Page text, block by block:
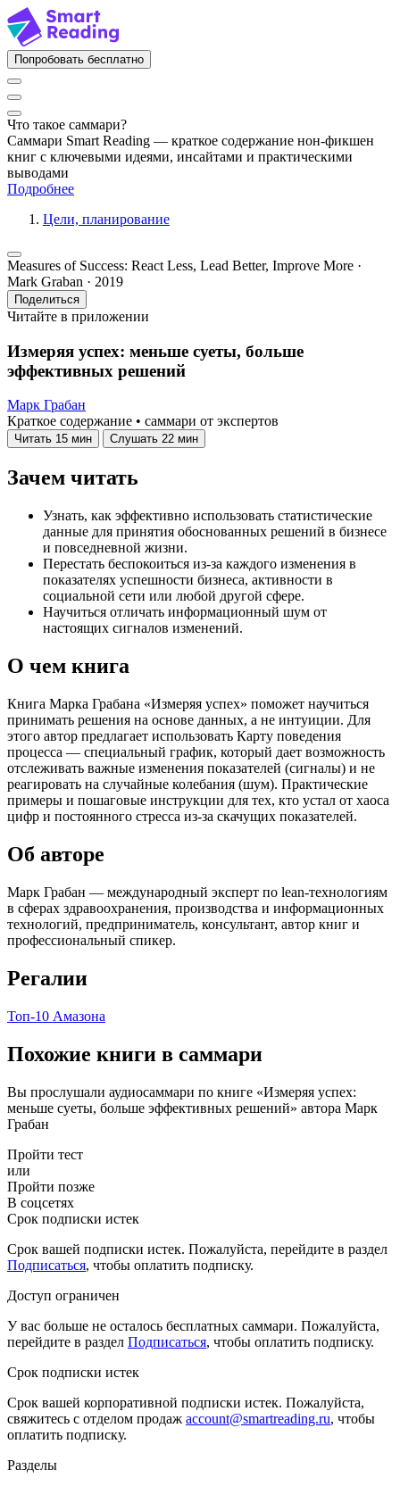
Попробовать бесплатно
Что такое саммари?
Саммари Smart Reading — краткое содержание нон-фикшен
книг с ключевыми идеями, инсайтами и практическими
выводами
Подробнее
Цели, планирование
Measures of Success: React Less, Lead Better, Improve More ·
Mark Graban · 2019
Поделиться
Читайте в приложении
Измеряя успех: меньше суеты, больше
эффективных решений
Марк Грабан
Краткое содержание • саммари от экспертов
Читать 15 мин Слушать 22 мин
Зачем читать
Узнать, как эффективно использовать статистические
данные для принятия обоснованных решений в бизнесе
и повседневной жизни.
Перестать беспокоиться из-за каждого изменения в
показателях успешности бизнеса, активности в
социальной сети или любой другой сфере.
Научиться отличать информационный шум от
настоящих сигналов изменений.
О чем книга
Книга Марка Грабана «Измеряя успех» поможет научиться
принимать решения на основе данных, а не интуиции. Для
этого автор предлагает использовать Карту поведения
процесса — специальный график, который дает возможность
отслеживать важные изменения показателей (сигналы) и не
реагировать на случайные колебания (шум). Практические
примеры и пошаговые инструкции для тех, кто устал от хаоса
цифр и постоянного стресса из-за скачущих показателей.
Об авторе
Марк Грабан — международный эксперт по lean-технологиям
в сферах здравоохранения, производства и информационных
технологий, предприниматель, консультант, автор книг и
профессиональный спикер.
Регалии
Топ-10 Амазона
Похожие книги в саммари
Вы прослушали аудиосаммари по книге «Измеряя успех:
меньше суеты, больше эффективных решений» автора Марк
Грабан
Пройти тест
или
Пройти позже
В соцсетях
Срок подписки истек
Срок вашей подписки истек. Пожалуйста, перейдите в раздел
Подписаться, чтобы оплатить подписку.
Доступ ограничен
У вас больше не осталось бесплатных саммари. Пожалуйста,
перейдите в раздел Подписаться, чтобы оплатить подписку.
Срок подписки истек
Срок вашей корпоративной подписки истек. Пожалуйста,
свяжитесь с отделом продаж account@smartreading.ru, чтобы
оплатить подписку.
Разделы